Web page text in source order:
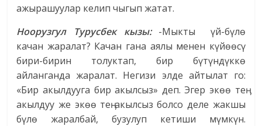
ажырашуулар келип чыгып жатат.
Ноорузгул Турусбек кызы:-Мыкты үй-бүлө
качан жаралат? Качан гана аялы менен күйөөсү
бири-бирин толуктап, бир бүтүндүккө
айланганда жаралат. Негизи элде айтылат го:
«Бир акылдууга бир акылсыз» деп. Эгер экөө теӊ
акылдуу же экөө теӊ акылсыз болсо деле жакшы
бүлө жаралбай, бузулуп кетиши мүмкүн.